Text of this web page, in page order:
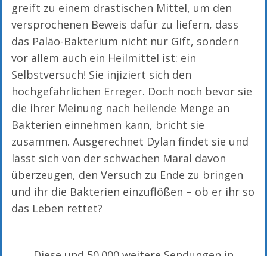
greift zu einem drastischen Mittel, um den
versprochenen Beweis dafür zu liefern, dass
das Paläo-Bakterium nicht nur Gift, sondern
vor allem auch ein Heilmittel ist: ein
Selbstversuch! Sie injiziert sich den
hochgefährlichen Erreger. Doch noch bevor sie
die ihrer Meinung nach heilende Menge an
Bakterien einnehmen kann, bricht sie
zusammen. Ausgerechnet Dylan findet sie und
lässt sich von der schwachen Maral davon
überzeugen, den Versuch zu Ende zu bringen
und ihr die Bakterien einzuflößen – ob er ihr so
das Leben rettet?